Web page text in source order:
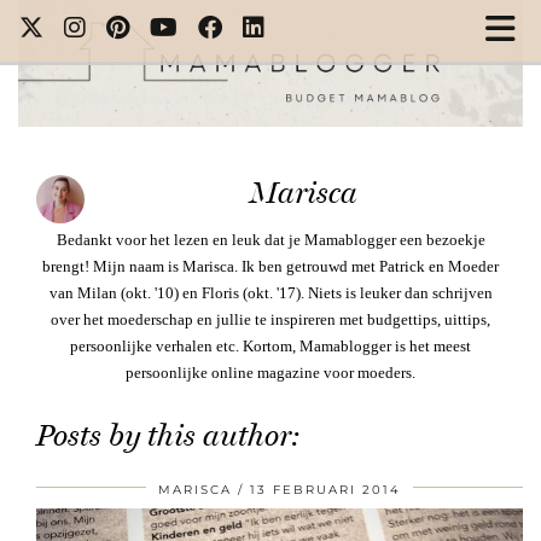
Marisca
Bedankt voor het lezen en leuk dat je Mamablogger een bezoekje
brengt! Mijn naam is Marisca. Ik ben getrouwd met Patrick en Moeder
van Milan (okt. '10) en Floris (okt. '17). Niets is leuker dan schrijven
over het moederschap en jullie te inspireren met budgettips, uittips,
persoonlijke verhalen etc. Kortom, Mamablogger is het meest
persoonlijke online magazine voor moeders.
Posts by this author:
MARISCA 13 FEBRUARI 2014